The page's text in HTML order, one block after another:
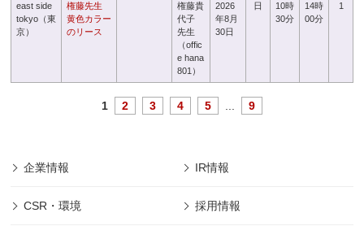
east side
tokyo（東
京）
権藤先生
黄色カラー
のリース
権藤貴
代子
先生
（offic
e hana
801）
2026
年8月
30日
日
10時
30分
14時
00分
1
1 2 3 4 5 9
企業情報 IR情報
CSR・環境 採用情報